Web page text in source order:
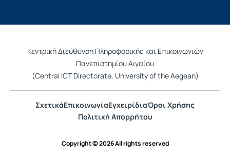
Κεντρική Διεύθυνση Πληροφορικής και Επικοινωνιών
Πανεπιστημίου Αιγαίου
(Central ICT Directorate, University of the Aegean)
ΣχετικάΕπικοινωνίαΕγχειρίδιαΌροι Χρήσης
Πολιτική Απορρήτου
Copyright © 2026 All rights reserved